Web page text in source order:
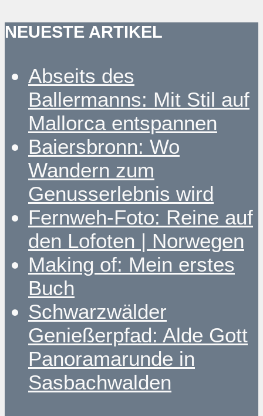
NEUESTE ARTIKEL
Abseits des
Ballermanns: Mit Stil auf
Mallorca entspannen
Baiersbronn: Wo
Wandern zum
Genusserlebnis wird
Fernweh-Foto: Reine auf
den Lofoten | Norwegen
Making of: Mein erstes
Buch
Schwarzwälder
Genießerpfad: Alde Gott
Panoramarunde in
Sasbachwalden